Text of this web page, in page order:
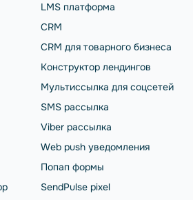
LMS платформа
CRM
CRM для товарного бизнеса
Конструктор лендингов
Мультиссылка для соцсетей
SMS рассылка
Viber рассылка
Web push уведомления
Попап формы
SendPulse pixel